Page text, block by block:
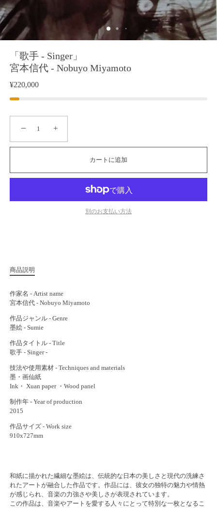
「歌手 - Singer」
宮本信代 - Nobuyo Miyamoto
¥220,000
− +
カートに追加
別のお支払い方法
商品説明
作家名 - Artist name
宮本信代 - Nobuyo Miyamoto
作品ジャンル - Genre
墨絵 - Sumie
作品タイトル - Title
歌手 - Singer -
技法や使用素材 - Techniques and materials
墨・画仙紙
Ink・ Xuan paper ・Wood panel
制作年 - Year of production
2015
作品サイズ - Work size
910x727mm
和紙に描かれた繊細な墨絵は、伝統的な日本の美しさと現代の洗練さ
れたアートが融合した作品です。作品には、彼女の独特の魅力や情熱
が感じられ、音楽の力強さや美しさが表現されています。
この作品は、音楽やアートを愛する人々にとって特別な一枚となるこ